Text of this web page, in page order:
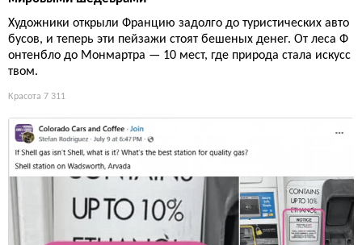
Художники открыли Францию задолго до туристических авто
бусов, и теперь эти пейзажи стоят бешеных денег. От леса Ф
онтенбло до Монмартра — 10 мест, где природа стала искусс
твом.
Красота 7 311